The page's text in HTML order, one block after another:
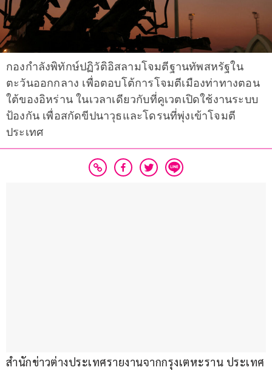
กองกำลังพิทักษ์ปฏิวัติอิสลามโจมตีฐานทัพสหรัฐใน
ตะวันออกกลาง เพื่อตอบโต้การโจมตีเมืองท่าทางตอน
ใต้ของอิหร่าน ในเวลาเดียวกับที่คูเวตเปิดใช้งานระบบ
ป้องกัน เพื่อสกัดขีปนาวุธและโดรนที่พุ่งเข้าโจมตี
ประเทศ
สำนักข่าวต่างประเทศรายงานจากกรุงเตหะราน ประเทศ